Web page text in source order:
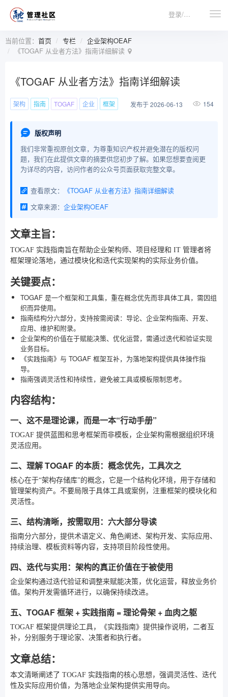
登录/注册
当前位置： 首页 专栏
企业架构OEAF
《TOGAF 从业者方法》指南详细解读
《TOGAF 从业者方法》指南详细解读
架构 指南 TOGAF 企业 框架 发布于 2026-06-13 154
版权声明
我们非常重视原创文章，为尊重知识产权并避免潜在的版权问
题，我们在此提供文章的摘要供您初步了解。如果您想要查阅更
为详尽的内容，访问作者的公众号页面获取完整文章。
查看原文：
《TOGAF 从业者方法》指南详细解读
文章来源： 企业架构OEAF
文章主旨：
TOGAF 实践指南旨在帮助企业架构师、项目经理和 IT 管理者将
框架理论落地，通过模块化和迭代实现架构的实际业务价值。
关键要点：
TOGAF 是一个框架和工具集，重在概念优先而非具体工具，需因组
织而异使用。
指南结构分六部分，支持按需阅读：导论、企业架构指南、开发、
应用、维护和附录。
企业架构的价值在于赋能决策、优化运营，需通过迭代和验证实现
业务目标。
《实践指南》与 TOGAF 框架互补，为落地架构提供具体操作指
导。
指南强调灵活性和持续性，避免被工具或模板限制思考。
内容结构：
一、这不是理论课，而是一本“行动手册”
TOGAF 提供蓝图和思考框架而非模板，企业架构需根据组织环境
灵活应用。
二、理解 TOGAF 的本质：概念优先，工具次之
核心在于“架构存储库”的概念，它是一个结构化环境，用于存储和
管理架构资产。不要局限于具体工具或案例，注重框架的模块化和
灵活性。
三、结构清晰，按需取用：六大部分导读
指南分六部分，提供术语定义、角色阐述、架构开发、实际应用、
持续治理、模板资料等内容，支持项目阶段性使用。
四、迭代与实用：架构的真正价值在于被使用
企业架构通过迭代验证和调整来赋能决策，优化运营，释放业务价
值。架构开发需循环进行，以确保持续改进。
五、TOGAF 框架 + 实践指南 = 理论骨架 + 血肉之躯
TOGAF 框架提供理论工具，《实践指南》提供操作说明，二者互
补，分别服务于理论家、决策者和执行者。
文章总结：
本文清晰阐述了 TOGAF 实践指南的核心思想，强调灵活性、迭代
性及实际应用价值，为落地企业架构提供实用导向。